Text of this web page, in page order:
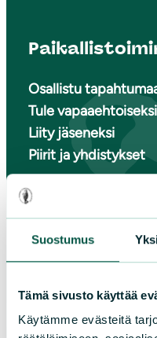
Suostumus
Tämä sivusto käyttää
Käytämme evästeitä
Osallistu
Tule vapaaehtoiseksi
Liity jäseneksi
Piirit ja yhdistykset
LIITY JÄSENEKSI
piirit